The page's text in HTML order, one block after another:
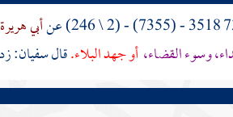
عن أبي
وسوء القضاء،أو جهد البلاء.قالسفيان: